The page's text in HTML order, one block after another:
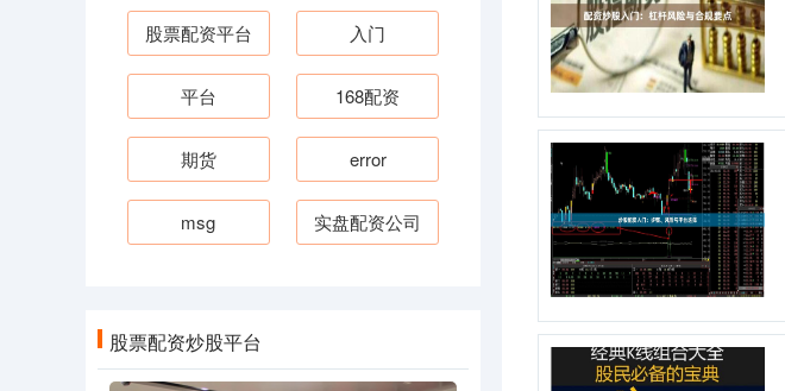
股票配资平台 入门
平台 168配资
期货 error
msg 实盘配资公司
股票配资炒股平台